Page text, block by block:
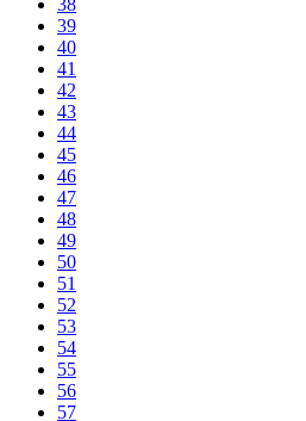
38
39
40
41
42
43
44
45
46
47
48
49
50
51
52
53
54
55
56
57